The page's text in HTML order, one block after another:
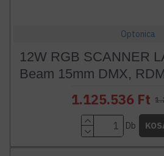
Optonica
12W RGB SCANNER
Beam 15mm DMX,
1.125.536 Ft
Db